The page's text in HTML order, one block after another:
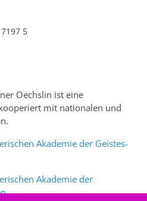
5
Oechslin ist eine
mit nationalen und
Akademie der Geistes-
Akademie der
.